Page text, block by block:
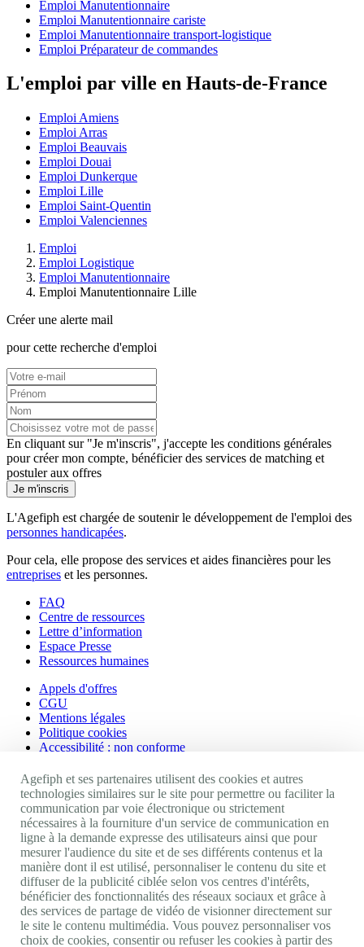
Emploi Manutentionnaire
Emploi Manutentionnaire cariste
Emploi Manutentionnaire transport-logistique
Emploi Préparateur de commandes
L'emploi par ville en Hauts-de-France
Emploi Amiens
Emploi Arras
Emploi Beauvais
Emploi Douai
Emploi Dunkerque
Emploi Lille
Emploi Saint-Quentin
Emploi Valenciennes
Emploi
Emploi Logistique
Emploi Manutentionnaire
Emploi Manutentionnaire Lille
Créer une alerte mail
pour cette recherche d'emploi
En cliquant sur "Je m'inscris", j'accepte les conditions générales
pour créer mon compte, bénéficier des services de matching et
postuler aux offres
Je m'inscris
L'Agefiph est chargée de soutenir le développement de l'emploi des
personnes handicapées.
Pour cela, elle propose des services et aides financières pour les
entreprises et les personnes.
FAQ
Centre de ressources
Lettre d’information
Espace Presse
Ressources humaines
Appels d'offres
CGU
Mentions légales
Politique cookies
Accessibilité : non conforme
Nos autres sites
Site portail Agefiph
Activateur de progrès
Handinnov
Innovation et recherche
Université du RRH
Service AppuiPro
Nous suivre
Agefiph et ses partenaires utilisent des cookies et autres
technologies similaires sur le site pour permettre ou faciliter la
communication par voie électronique ou strictement
nécessaires à la fourniture d'un service de communication en
ligne à la demande expresse des utilisateurs ainsi que pour
mesurer l'audience du site et de ses différents contenus et la
manière dont il est utilisé, personnaliser le contenu du site et
diffuser de la publicité ciblée selon vos centres d'intérêts,
bénéficier des fonctionnalités des réseaux sociaux et grâce à
des services de partage de vidéo de visionner directement sur
le site le contenu multimédia. Vous pouvez personnaliser vos
choix de cookies, consentir ou refuser les cookies à partir des